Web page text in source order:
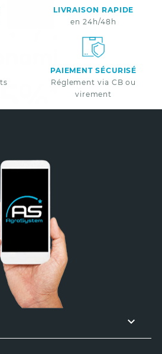
LIVRAISON RAPIDE
en 24h/48h
PAIEMENT SÉCURISÉ
Réglement via CB ou
virement

*
exclusives - Actualités
Non merci
d’achats - Offre non cumulable